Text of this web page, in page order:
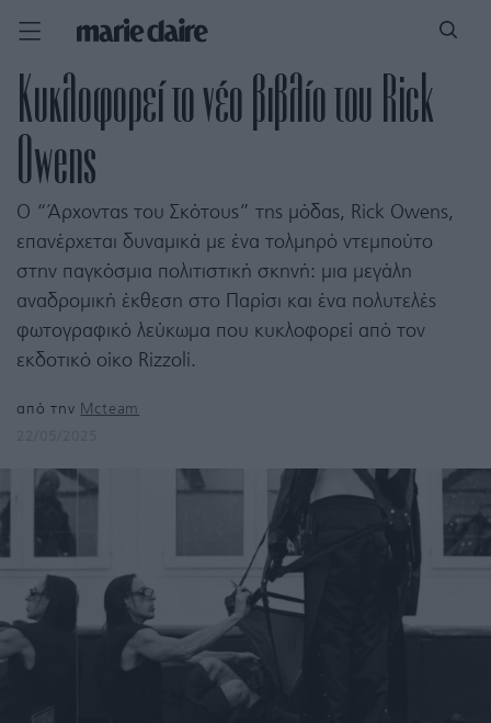
Κυκλοφορεί το νέο βιβλίο του Rick
Owens
Ο “Άρχοντας του Σκότους” της μόδας, Rick Owens,
επανέρχεται δυναμικά με ένα τολμηρό ντεμπούτο
στην παγκόσμια πολιτιστική σκηνή: μια μεγάλη
αναδρομική έκθεση στο Παρίσι και ένα πολυτελές
φωτογραφικό λεύκωμα που κυκλοφορεί από τον
εκδοτικό οίκο Rizzoli.
από την Mcteam